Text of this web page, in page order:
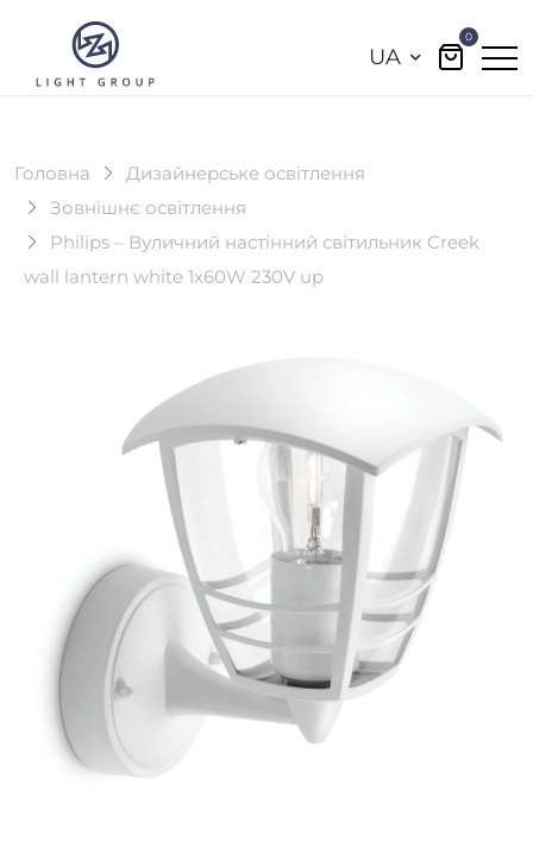
UA
0
Головна
Дизайнерське освітлення
Зовнішнє освітлення
Philips – Вуличний настінний світильник Creek
wall lantern white 1x60W 230V up